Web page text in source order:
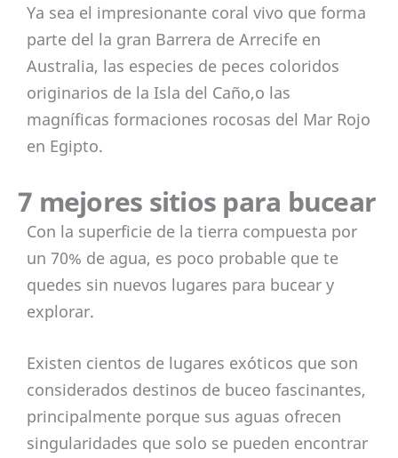
Ya sea el impresionante coral vivo que forma
parte del la gran Barrera de Arrecife en
Australia, las especies de peces coloridos
originarios de la Isla del Caño,o las
magníficas formaciones rocosas del Mar Rojo
en Egipto.
7 mejores sitios para bucear
Con la superficie de la tierra compuesta por
un 70% de agua, es poco probable que te
quedes sin nuevos lugares para bucear y
explorar.
Existen cientos de lugares exóticos que son
considerados destinos de buceo fascinantes,
principalmente porque sus aguas ofrecen
singularidades que solo se pueden encontrar